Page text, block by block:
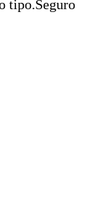
tipo.Seguro